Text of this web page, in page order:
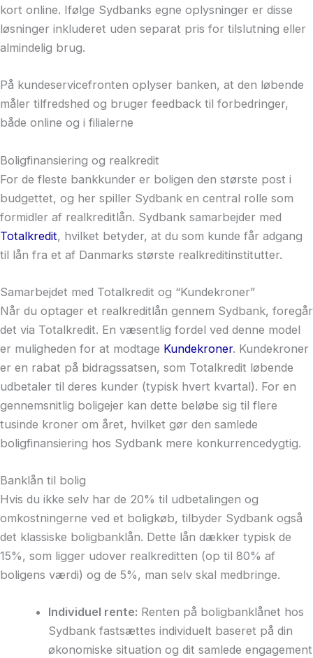
kort online. Ifølge Sydbanks egne oplysninger er disse
løsninger inkluderet uden separat pris for tilslutning eller
almindelig brug.
På kundeservicefronten oplyser banken, at den løbende
måler tilfredshed og bruger feedback til forbedringer,
både online og i filialerne
Boligfinansiering og realkredit
For de fleste bankkunder er boligen den største post i
budgettet, og her spiller Sydbank en central rolle som
formidler af realkreditlån. Sydbank samarbejder med
Totalkredit, hvilket betyder, at du som kunde får adgang
til lån fra et af Danmarks største realkreditinstitutter.
Samarbejdet med Totalkredit og “Kundekroner”
Når du optager et realkreditlån gennem Sydbank, foregår
det via Totalkredit. En væsentlig fordel ved denne model
er muligheden for at modtage Kundekroner. Kundekroner
er en rabat på bidragssatsen, som Totalkredit løbende
udbetaler til deres kunder (typisk hvert kvartal). For en
gennemsnitlig boligejer kan dette beløbe sig til flere
tusinde kroner om året, hvilket gør den samlede
boligfinansiering hos Sydbank mere konkurrencedygtig.
Banklån til bolig
Hvis du ikke selv har de 20% til udbetalingen og
omkostningerne ved et boligkøb, tilbyder Sydbank også
det klassiske boligbanklån. Dette lån dækker typisk de
15%, som ligger udover realkreditten (op til 80% af
boligens værdi) og de 5%, man selv skal medbringe.
Individuel rente: Renten på boligbanklånet hos
Sydbank fastsættes individuelt baseret på din
økonomiske situation og dit samlede engagement